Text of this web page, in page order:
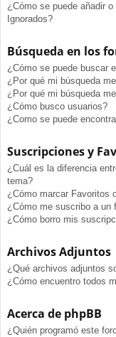
¿Cómo se puede añadir
Ignorados?
Búsqueda en los
¿Cómo se puede buscar
¿Por qué mi búsqueda
¿Por qué mi búsqueda
¿Cómo busco usuarios?
¿Como se puede
Suscripciones y
¿Cuál es la diferencia
tema?
¿Cómo marcar Favoritos
¿Cómo me suscribo a un
¿Cómo borro mis
Archivos Adjuntos
¿Qué archivos adjuntos
¿Cómo encuentro todos
Acerca de phpBB
¿Quién programó este